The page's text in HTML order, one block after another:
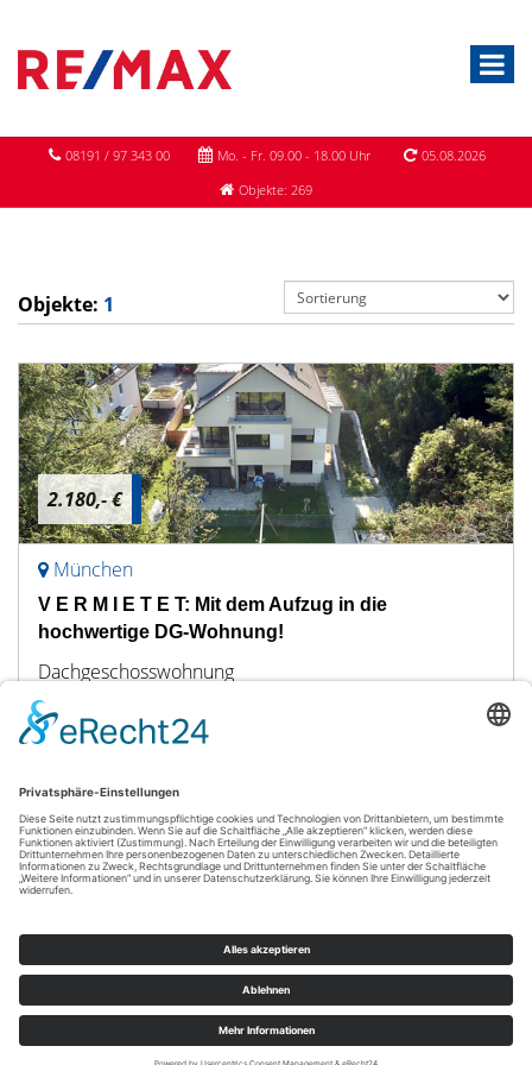
08191 / 97 343 00 Mo. - Fr. 09.00 - 18.00 Uhr
05.08.2026
Objekte: 269
Objekte: 1
2.180,- €
München
V E R M I E T E T: Mit dem Aufzug in die
hochwertige DG-Wohnung!
Dachgeschosswohnung
100 m²
WOHNFLÄCHE
Powered byImmonia GmbH
Impressum
AGB Widerrufsbelehrung
Datenschutz
Sitemap